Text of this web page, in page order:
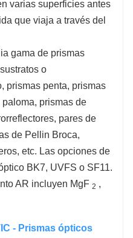
varias superficies antes
que viaja a través del
gama de prismas
o
prismas penta, prismas
prismas de
pares de
de Pellin Broca,
etc. Las opciones de
BK7, UVFS o SF11.
AR incluyen MgF 2 ,
- Prismas ópticos